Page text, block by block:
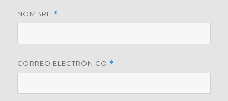
NOMBRE *
CORREO ELECTRÓNICO *